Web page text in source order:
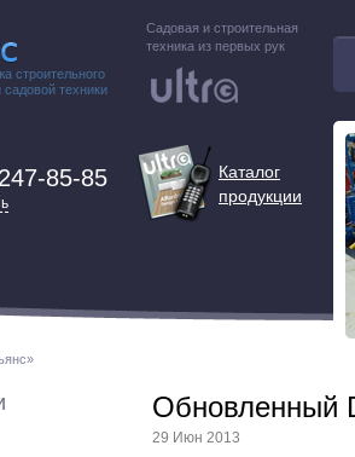
строительного
техники
Садовая и строительная
техника из первых рук
85-85
Каталог
продукции
Обновленный
29 Июн 2013